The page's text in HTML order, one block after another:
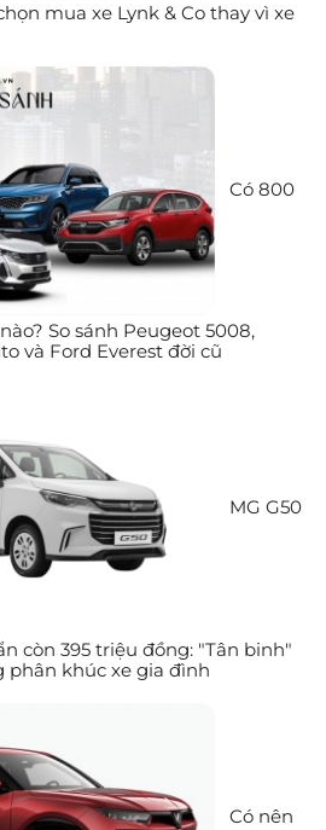
mua xe Lynk & Co thay vì xe
Có 800
So sánh Peugeot 5008,
và Ford Everest đời cũ
MG G50
còn 395 triệu đồng: "Tân binh"
phân khúc xe gia đình
Có nên